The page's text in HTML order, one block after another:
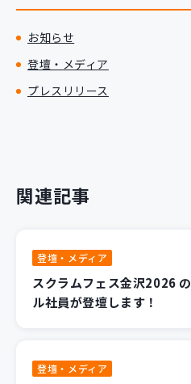
お知らせ
登壇・メディア
プレスリリース
関連記事
登壇・メディア
スクラムフェス金沢2026
ル社員が登壇します！
登壇・メディア